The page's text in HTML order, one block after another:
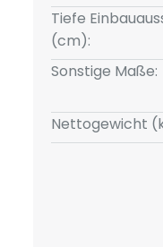
Tiefe
(cm):
Sonstige Maße:
Nettogewicht